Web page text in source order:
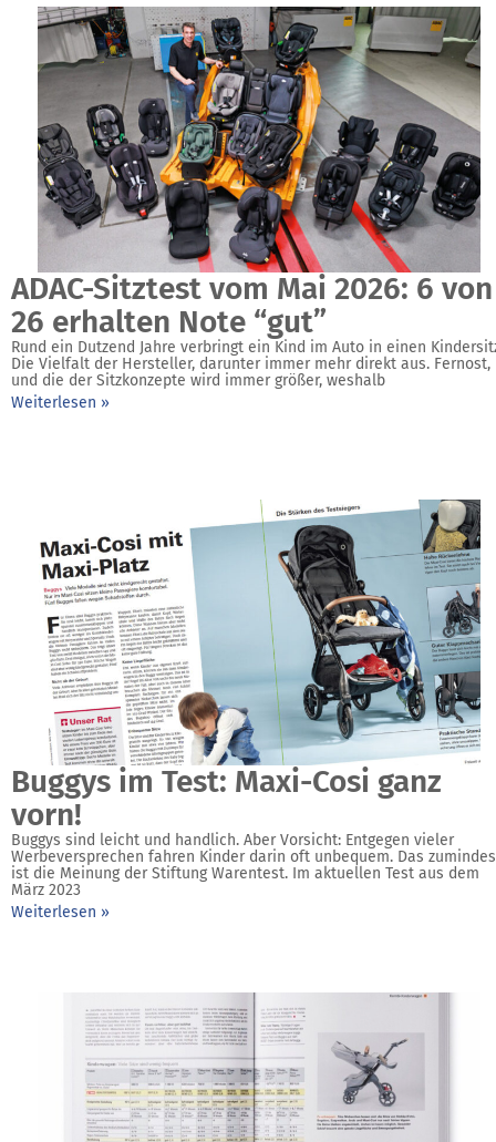
ADAC-Sitztest vom Mai 2026: 6 von
26 erhalten Note “gut”
Rund ein Dutzend Jahre verbringt ein Kind im Auto in einen
Die Vielfalt der Hersteller, darunter immer mehr direkt aus. Fernost,
und die der Sitzkonzepte wird immer größer, weshalb
Weiterlesen »
Buggys im Test: Maxi-Cosi ganz
vorn!
Buggys sind leicht und hand­lich. Aber Vorsicht: Entgegen vieler
Werbeversprechen fahren Kinder darin oft unbe­quem. Das
ist die Meinung der Stiftung Warentest. Im aktuellen Test aus dem
März 2023
Weiterlesen »